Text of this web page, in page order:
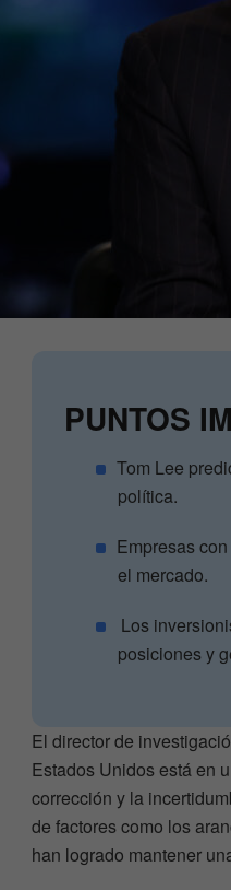
PUNTOS
Tom Lee
política.
Empresas
el mercado.
Los
posiciones y
El director de
Estados Unidos está en
corrección y la
de factores como los
han logrado mantener